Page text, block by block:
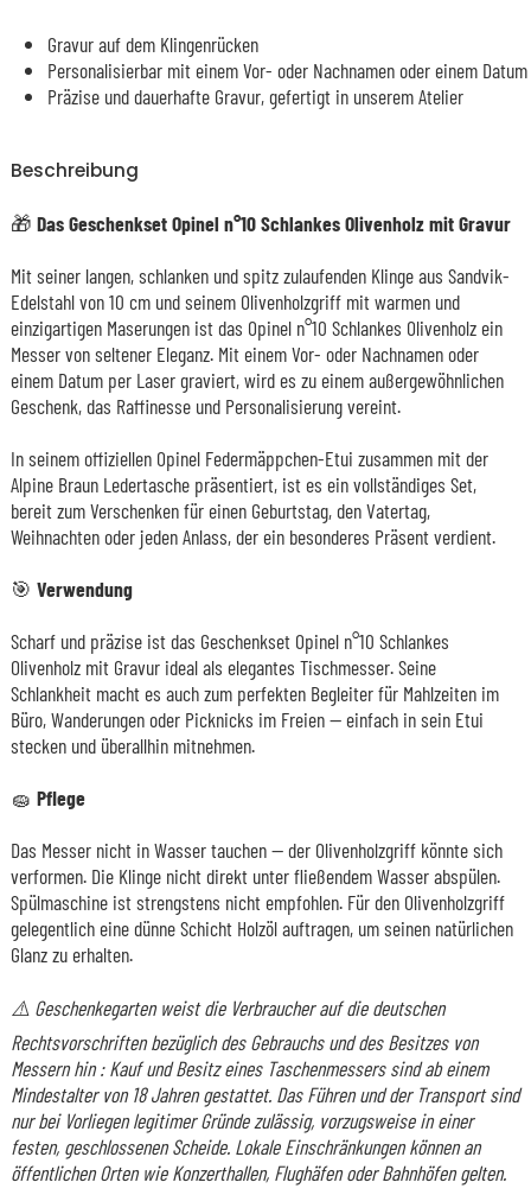
Gravur auf dem Klingenrücken
Personalisierbar mit einem Vor- oder Nachnamen oder einem Datum
Präzise und dauerhafte Gravur, gefertigt in unserem Atelier
Beschreibung
🎁 Das Geschenkset Opinel n°10 Schlankes Olivenholz mit Gravur
Mit seiner langen, schlanken und spitz zulaufenden Klinge aus Sandvik-
Edelstahl von 10 cm und seinem Olivenholzgriff mit warmen und
einzigartigen Maserungen ist das Opinel n°10 Schlankes Olivenholz ein
Messer von seltener Eleganz. Mit einem Vor- oder Nachnamen oder
einem Datum per Laser graviert, wird es zu einem außergewöhnlichen
Geschenk, das Raffinesse und Personalisierung vereint.
In seinem offiziellen Opinel Federmäppchen-Etui zusammen mit der
Alpine Braun Ledertasche präsentiert, ist es ein vollständiges Set,
bereit zum Verschenken für einen Geburtstag, den Vatertag,
Weihnachten oder jeden Anlass, der ein besonderes Präsent verdient.
🎯 Verwendung
Scharf und präzise ist das Geschenkset Opinel n°10 Schlankes
Olivenholz mit Gravur ideal als elegantes Tischmesser. Seine
Schlankheit macht es auch zum perfekten Begleiter für Mahlzeiten im
Büro, Wanderungen oder Picknicks im Freien — einfach in sein Etui
stecken und überallhin mitnehmen.
🧽 Pflege
Das Messer nicht in Wasser tauchen — der Olivenholzgriff könnte sich
verformen. Die Klinge nicht direkt unter fließendem Wasser abspülen.
Spülmaschine ist strengstens nicht empfohlen. Für den Olivenholzgriff
gelegentlich eine dünne Schicht Holzöl auftragen, um seinen natürlichen
Glanz zu erhalten.
⚠️ Geschenkegarten weist die Verbraucher auf die deutschen
Rechtsvorschriften bezüglich des Gebrauchs und des Besitzes von
Messern hin : Kauf und Besitz eines Taschenmessers sind ab einem
Mindestalter von 18 Jahren gestattet. Das Führen und der Transport sind
nur bei Vorliegen legitimer Gründe zulässig, vorzugsweise in einer
festen, geschlossenen Scheide. Lokale Einschränkungen können an
öffentlichen Orten wie Konzerthallen, Flughäfen oder Bahnhöfen gelten.